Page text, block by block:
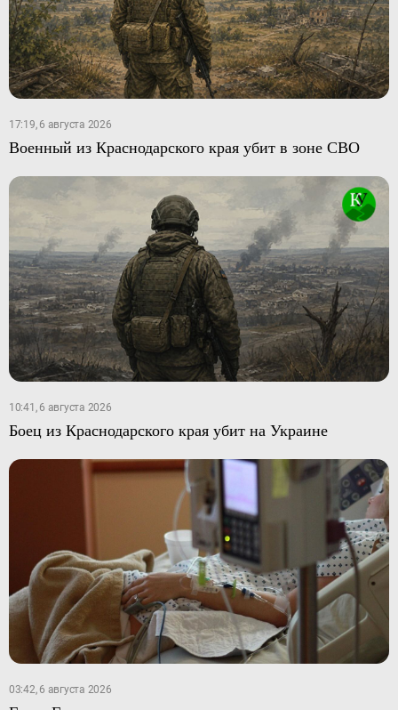
17:19, 6 августа 2026
Военный из Краснодарского края убит в зоне СВО
10:41, 6 августа 2026
Боец из Краснодарского края убит на Украине
03:42, 6 августа 2026